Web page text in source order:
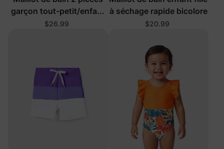
garçon tout-petit/enfant
rouge
$26.99
à séchage rapide bicolore
$20.99